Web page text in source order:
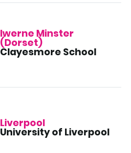
Iwerne Minster
(Dorset)
Clayesmore School
Liverpool
University of Liverpool